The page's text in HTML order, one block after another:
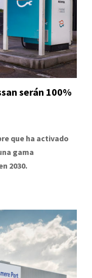
serán 100%
que ha activado
gama
2030.